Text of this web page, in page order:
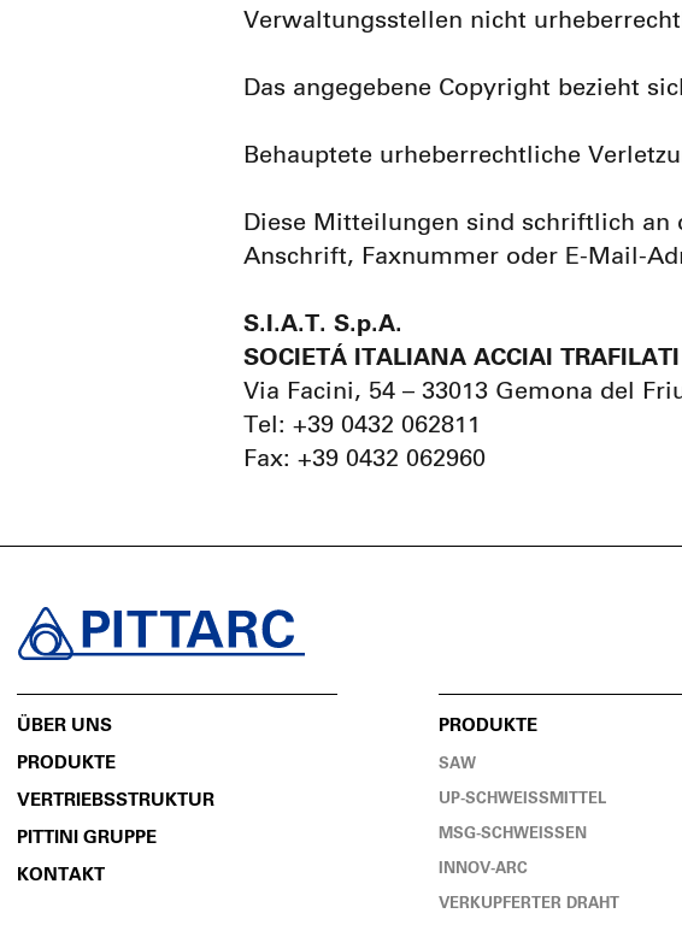
Verwaltungsstellen nicht
Das angegebene Copyright bezieht
Behauptete urheberrechtliche
Diese Mitteilungen sind schriftlich an
Anschrift, Faxnummer oder E-Mail-
S.I.A.T. S.p.A.
SOCIETÁ ITALIANA ACCIAI TRAFILATI
Via Facini, 54 – 33013 Gemona del
Tel: +39 0432 062811
Fax: +39 0432 062960
ÜBER UNS
PRODUKTE
VERTRIEBSSTRUKTUR
PITTINI GRUPPE
KONTAKT
PRODUKTE
SAW
UP-SCHWEISSMITTEL
MSG-SCHWEISSEN
INNOV-ARC
VERKUPFERTER DRAHT